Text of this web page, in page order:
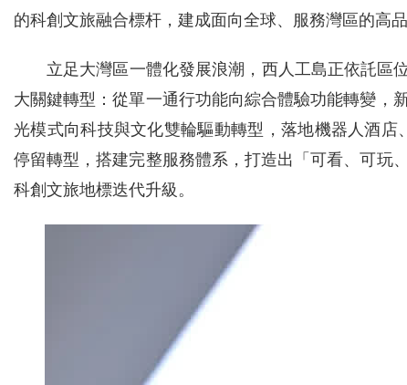
的科創文旅融合標杆，建成面向全球、服務灣區的高
立足大灣區一體化發展浪潮，西人工島正依託區
大關鍵轉型：從單一通行功能向綜合體驗功能轉變，
光模式向科技與文化雙輪驅動轉型，落地機器人酒
停留轉型，搭建完整服務體系，打造出「可看、可玩
科創文旅地標迭代升級。